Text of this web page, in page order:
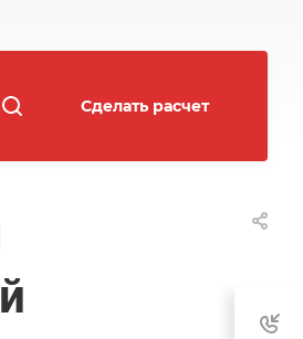
Сделать расчет